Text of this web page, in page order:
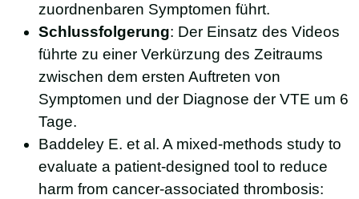
zuordnenbaren Symptomen führt.
Schlussfolgerung: Der Einsatz des Videos
führte zu einer Verkürzung des Zeitraums
zwischen dem ersten Auftreten von
Symptomen und der Diagnose der VTE um 6
Tage.
Baddeley E. et al. A mixed-methods study to
evaluate a patient-designed tool to reduce
harm from cancer-associated thrombosis: